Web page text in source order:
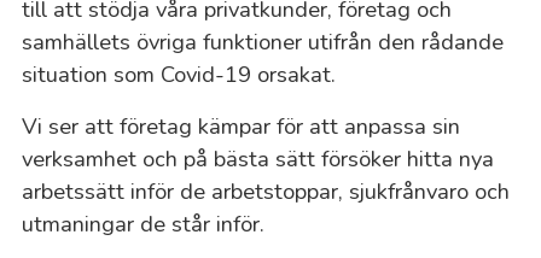
till att stödja våra privatkunder, företag och
samhällets övriga funktioner utifrån den rådande
situation som Covid-19 orsakat.
Vi ser att företag kämpar för att anpassa sin
verksamhet och på bästa sätt försöker hitta nya
arbetssätt inför de arbetstoppar, sjukfrånvaro och
utmaningar de står inför.